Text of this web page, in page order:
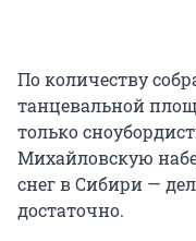
По количеству
танцевальной
только
Михайловскую
снег в Сибири —
достаточно.